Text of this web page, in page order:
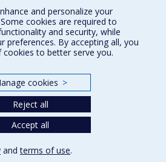
and personalize your
cookies are required to
and security, while
preferences. By accepting all, you
to better serve you.
cookies >
Reject all
Accept all
andterms of use.